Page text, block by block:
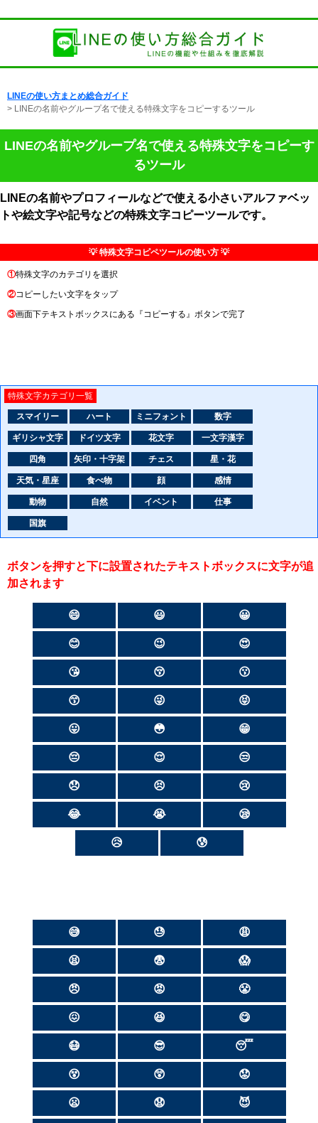
LINEの使い方まとめ総合ガイド
> LINEの名前やグループ名で使える特殊文字をコピーするツール
LINEの名前やグループ名で使える特殊文字をコピーす
るツール
LINEの名前やプロフィールなどで使える小さいアルファベッ
トや絵文字や記号などの特殊文字コピーツールです。
💡 特殊文字コピペツールの使い方 💡
①特殊文字のカテゴリを選択
②コピーしたい文字をタップ
③画面下テキストボックスにある『コピーする』ボタンで完了
特殊文字カテゴリ一覧
スマイリー ハート ミニフォント 数字
ギリシャ文字 ドイツ文字 花文字 一文字漢字
四角 矢印・十字架 チェス 星・花
天気・星座 食べ物 顔 感情
動物 自然 イベント 仕事
国旗
ボタンを押すと下に設置されたテキストボックスに文字が追
加されます
😄 😃 😀
😊 😉 😍
😘 😚 😗
😙 😜 😝
😛 😳 😁
😔 😌 😒
😞 😣 😢
😂 😭 😪
😥 😰
😅 😓 😩
😫 😨 😱
😠 😡 😤
😖 😆 😋
😷 😎 😴
😵 😲 😟
😦 😧 😈